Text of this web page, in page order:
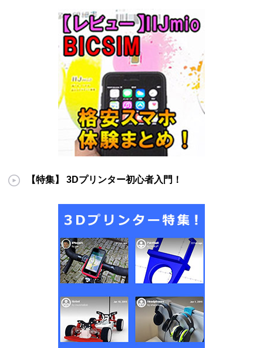
【特集】 3Dプリンター初心者入門！